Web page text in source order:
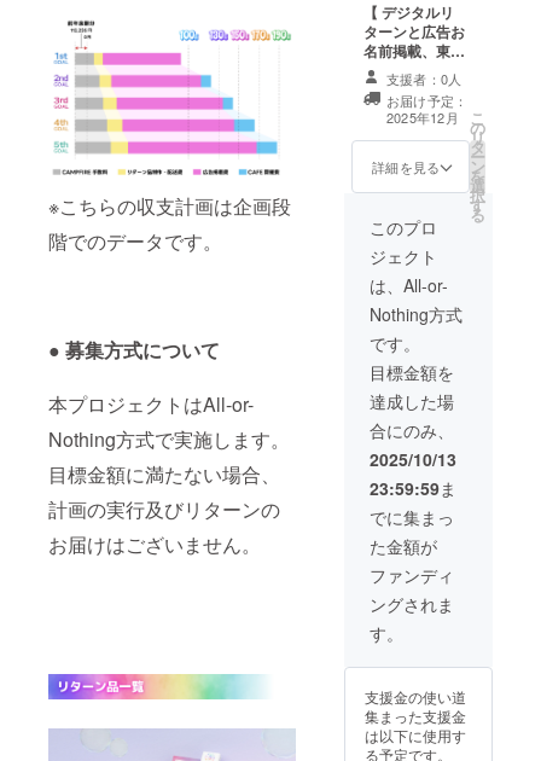
※こちらの収支計画は企画段
階でのデータです。
● 募集方式について
本プロジェクトはAll-or-
Nothing方式で実施します。
目標金額に満たない場合、
計画の実行及びリターンの
お届けはございません。
原画 ・
スマホ
用カレ
ンダー
・ピン
バッジ
ル ・レ
ター
・東京
広告
メッ
セージ
記載 ※
広告に
名前を
備考欄
に入力
してく
ださ
い。 ※
お名前
の掲載
が必要
ない場
合はお
手数で
すがそ
の旨を
い。 ※
東京広
告に載
せる
メッ
【 デジタルリ
ターンと広告お
名前掲載、東京
広告メッセージ
記載のみ・個人
情報共有なし 】
支援者：0人
お届け予定：
2025年12月
詳細を見る
こ
の
リ
タ
ー
ン
を
選
択
す
る
このプロ
ジェクト
は、All-or-
Nothing方式
です。
目標金額を
達成した場
合にのみ、
2025/10/13
23:59:59ま
でに集まっ
た金額が
ファンディ
ングされま
す。
支援金の使い道
集まった支援金
は以下に使用す
る予定です。